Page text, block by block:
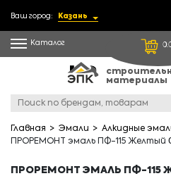
Ваш город: Казань
Каталог
материалы
Главная Эмали
Алкидные
ПРОРЕМОНТ эмаль ПФ-115 Желтый
ПРОРЕМОНТ ЭМАЛЬ ПФ-115